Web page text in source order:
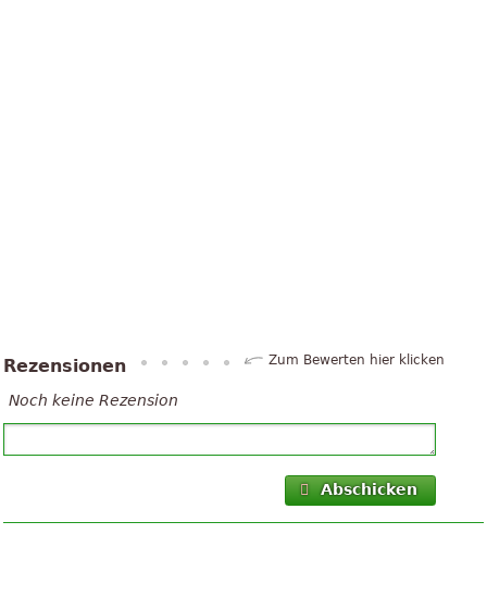
Rezensionen Zum Bewerten hier klicken
Noch keine Rezension
Abschicken